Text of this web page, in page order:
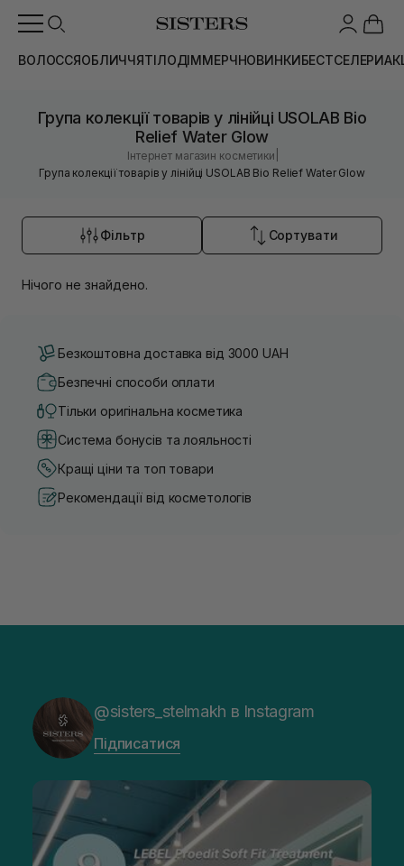
ВОЛОССЯОБЛИЧЧЯТІЛОДІММЕРЧНОВИНКИБЕСТСЕЛЕРИ
Група колекції товарів у лінійці USOLAB Bio
Relief Water Glow
Інтернет магазин косметики
Група колекції товарів у лінійці USOLAB Bio Relief Water Glow
Фільтр Сортувати
Нічого не знайдено.
Безкоштовна доставка від 3000 UAH
Безпечні способи оплати
Тільки оригінальна косметика
Система бонусів та лояльності
Кращі ціни та топ товари
Рекомендації від косметологів
@sisters_stelmakh в Instagram
Підписатися